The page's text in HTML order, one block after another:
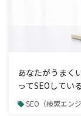
あなたがうまく
ってSEOしてい
SEO（検索エン